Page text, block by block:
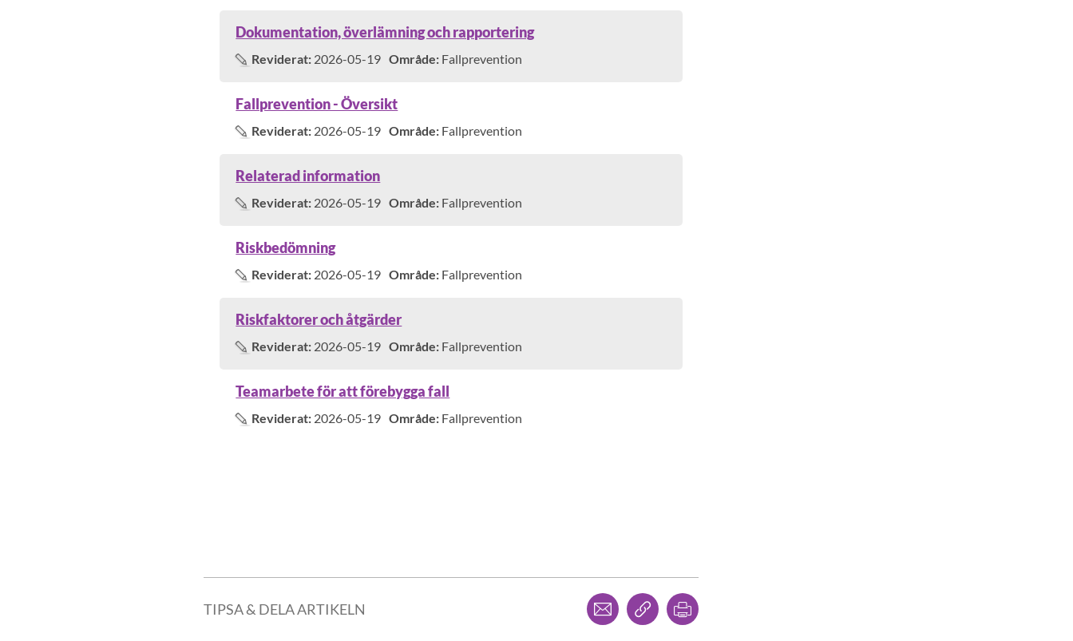
Dokumentation, överlämning och rapportering
Reviderat: 2026-05-19 Område: Fallprevention
Fallprevention - Översikt
Reviderat: 2026-05-19 Område: Fallprevention
Relaterad information
Reviderat: 2026-05-19 Område: Fallprevention
Riskbedömning
Reviderat: 2026-05-19 Område: Fallprevention
Riskfaktorer och åtgärder
Reviderat: 2026-05-19 Område: Fallprevention
Teamarbete för att förebygga fall
Reviderat: 2026-05-19 Område: Fallprevention
TIPSA & DELA ARTIKELN
Dela via mejlKopiera länk